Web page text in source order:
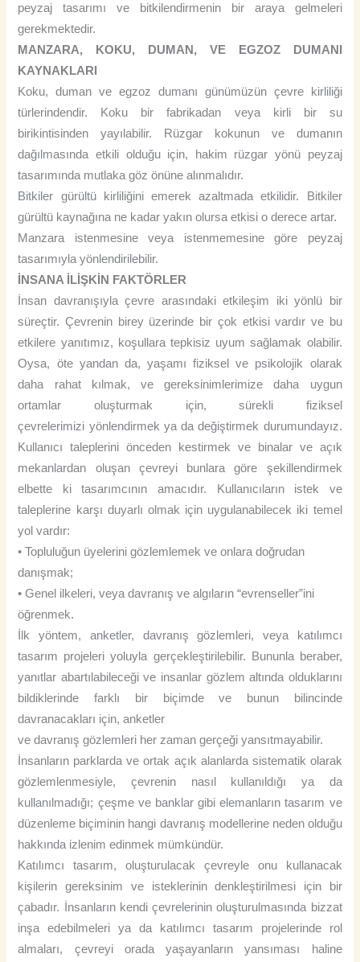
peyzaj tasarımı ve bitkilendirmenin bir araya gelmeleri
gerekmektedir.
MANZARA, KOKU, DUMAN, VE EGZOZ DUMANI
KAYNAKLARI
Koku, duman ve egzoz dumanı günümüzün çevre kirliliği
türlerindendir. Koku bir fabrikadan veya kirli bir su
birikintisinden yayılabilir. Rüzgar kokunun ve dumanın
dağılmasında etkili olduğu için, hakim rüzgar yönü peyzaj
tasarımında mutlaka göz önüne alınmalıdır.
Bitkiler gürültü kirliliğini emerek azaltmada etkilidir. Bitkiler
gürültü kaynağına ne kadar yakın olursa etkisi o derece artar.
Manzara istenmesine veya istenmemesine göre peyzaj
tasarımıyla yönlendirilebilir.
İNSANA İLİŞKİN FAKTÖRLER
İnsan davranışıyla çevre arasındaki etkileşim iki yönlü bir
süreçtir. Çevrenin birey üzerinde bir çok etkisi vardır ve bu
etkilere yanıtımız, koşullara tepkisiz uyum sağlamak olabilir.
Oysa, öte yandan da, yaşamı fiziksel ve psikolojik olarak
daha rahat kılmak, ve gereksinimlerimize daha uygun
ortamlar oluşturmak için, sürekli fiziksel
çevrelerimizi yönlendirmek ya da değiştirmek durumundayız.
Kullanıcı taleplerini önceden kestirmek ve binalar ve açık
mekanlardan oluşan çevreyi bunlara göre şekillendirmek
elbette ki tasarımcının amacıdır. Kullanıcıların istek ve
taleplerine karşı duyarlı olmak için uygulanabilecek iki temel
yol vardır:
• Topluluğun üyelerini gözlemlemek ve onlara doğrudan
danışmak;
• Genel ilkeleri, veya davranış ve algıların “evrenseller”ini
öğrenmek.
İlk yöntem, anketler, davranış gözlemleri, veya katılımcı
tasarım projeleri yoluyla gerçekleştirilebilir. Bununla beraber,
yanıtlar abartılabileceği ve insanlar gözlem altında olduklarını
bildiklerinde farklı bir biçimde ve bunun bilincinde
davranacakları için, anketler
ve davranış gözlemleri her zaman gerçeği yansıtmayabilir.
İnsanların parklarda ve ortak açık alanlarda sistematik olarak
gözlemlenmesiyle, çevrenin nasıl kullanıldığı ya da
kullanılmadığı; çeşme ve banklar gibi elemanların tasarım ve
düzenleme biçiminin hangi davranış modellerine neden olduğu
hakkında izlenim edinmek mümkündür.
Katılımcı tasarım, oluşturulacak çevreyle onu kullanacak
kişilerin gereksinim ve isteklerinin denkleştirilmesi için bir
çabadır. İnsanların kendi çevrelerinin oluşturulmasında bizzat
inşa edebilmeleri ya da katılımcı tasarım projelerinde rol
almaları, çevreyi orada yaşayanların yansıması haline